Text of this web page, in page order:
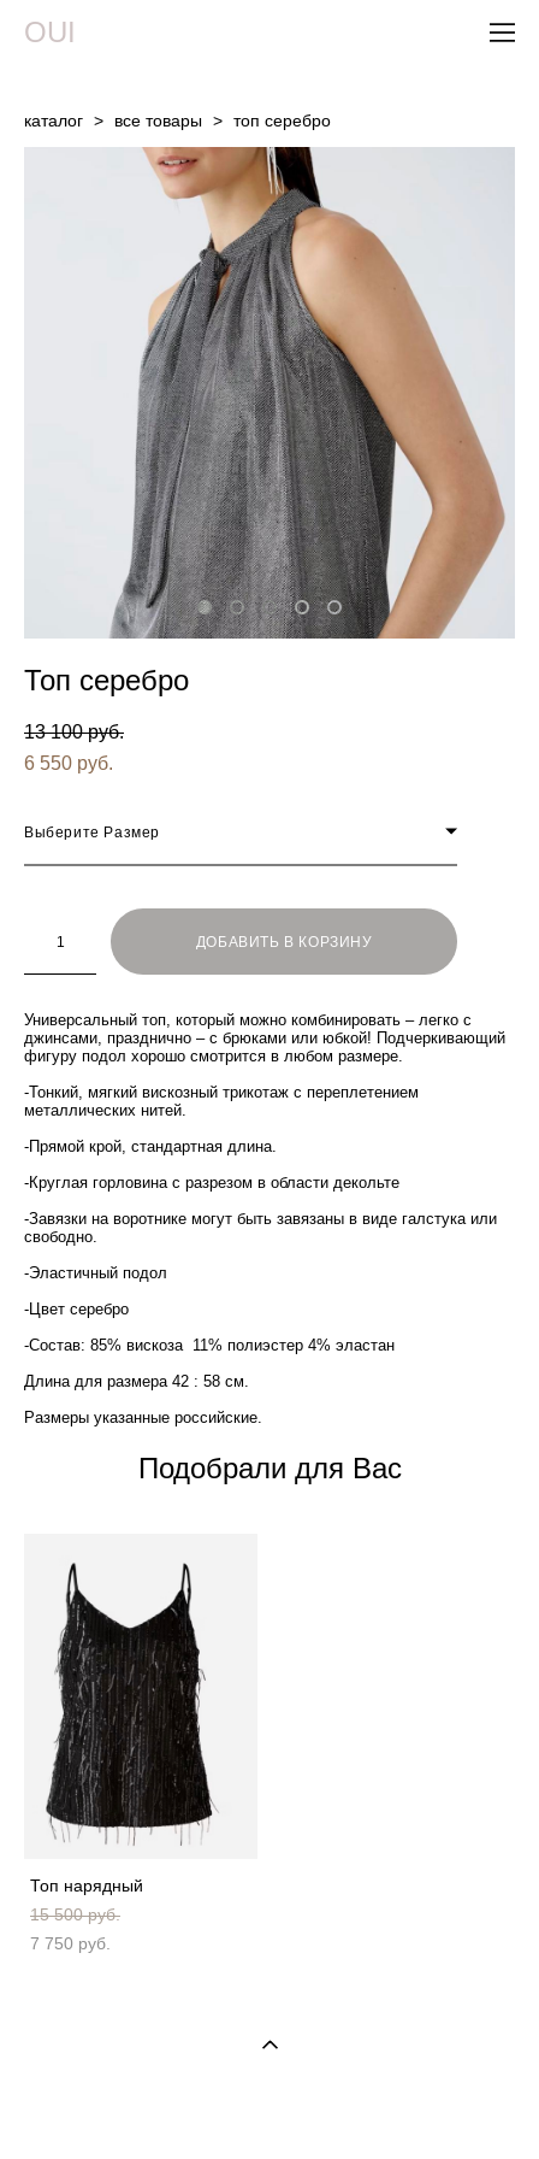
OUI
каталог > все товары > топ серебро
Топ серебро
13 100 pуб.
6 550 pуб.
Выберите Размер
ДОБАВИТЬ В КОРЗИНУ
Универсальный топ, который можно комбинировать – легко с
джинсами, празднично – с брюками или юбкой! Подчеркивающий
фигуру подол хорошо смотрится в любом размере.
-Тонкий, мягкий вискозный трикотаж с переплетением
металлических нитей.
-Прямой крой, стандартная длина.
-Круглая горловина с разрезом в области декольте
-Завязки на воротнике могут быть завязаны в виде галстука или
свободно.
-Эластичный подол
-Цвет серебро
-Состав: 85% вискоза 11% полиэстер 4% эластан
Длина для размера 42 : 58 см.
Размеры указанные российские.
Подобрали для Вас
Топ нарядный
15 500 pуб.
7 750 pуб.